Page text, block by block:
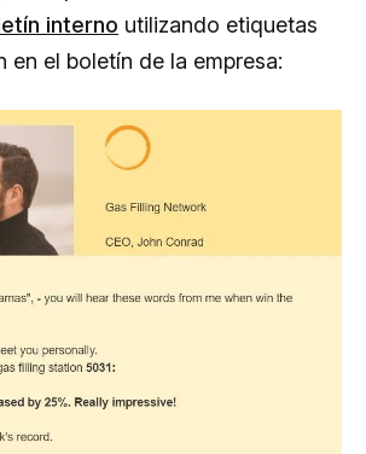
interno utilizando etiquetas
en el boletín de la empresa: